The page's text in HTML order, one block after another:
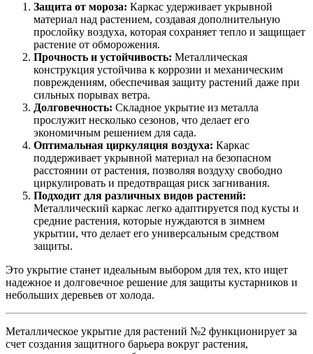
Защита от мороза: Каркас удерживает укрывной
материал над растением, создавая дополнительную
прослойку воздуха, которая сохраняет тепло и защищает
растение от обморожения.
Прочность и устойчивость: Металлическая
конструкция устойчива к коррозии и механическим
повреждениям, обеспечивая защиту растений даже при
сильных порывах ветра.
Долговечность: Складное укрытие из металла
прослужит несколько сезонов, что делает его
экономичным решением для сада.
Оптимальная циркуляция воздуха: Каркас
поддерживает укрывной материал на безопасном
расстоянии от растения, позволяя воздуху свободно
циркулировать и предотвращая риск загнивания.
Подходит для различных видов растений:
Металлический каркас легко адаптируется под кусты и
средние растения, которые нуждаются в зимнем
укрытии, что делает его универсальным средством
защиты.
Это укрытие станет идеальным выбором для тех, кто ищет
надежное и долговечное решение для защиты кустарников и
небольших деревьев от холода.
Металлическое укрытие для растений №2 функционирует за
счет создания защитного барьера вокруг растения,